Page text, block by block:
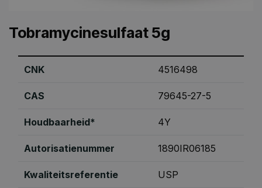
Tobramycinesulfaat 5g
CNK 4516498
CAS 79645-27-5
Houdbaarheid* 4Y
Autorisatienummer 1890IR06185
Kwaliteitsreferentie USP